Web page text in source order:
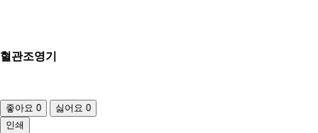
혈관조영기
좋아요 0 싫어요 0
인쇄